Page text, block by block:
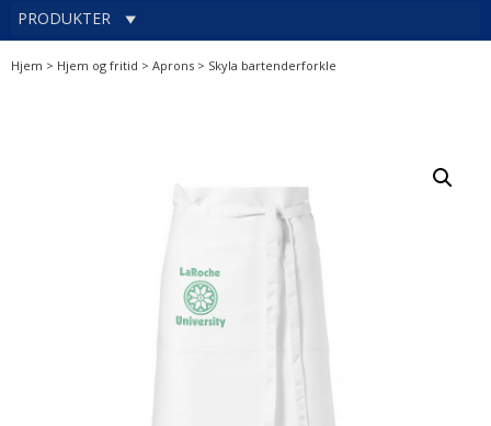
PRODUKTER
Hjem > Hjem og fritid > Aprons > Skyla bartenderforkle